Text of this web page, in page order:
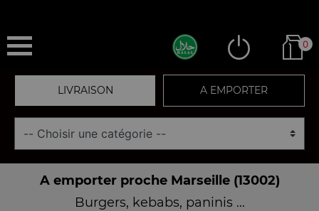
0
LIVRAISON A EMPORTER
A emporter proche Marseille (13002)
Burgers, kebabs, paninis ...